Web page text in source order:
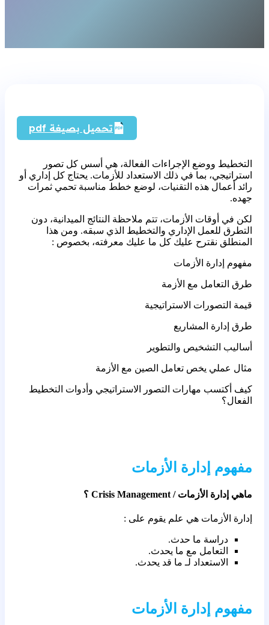
تحميل بصيغة pdf
التخطيط ووضع الإجراءات الفعالة، هي أسس كل تصور
استراتيجي، بما في ذلك الاستعداد للأزمات. يحتاج كل إداري أو
رائد أعمال هذه التقنيات، لوضع خطط مناسبة تحمي ثمرات
جهده.
لكن في أوقات الأزمات، تتم ملاحظة النتائج الميدانية، دون
التطرق للعمل الإداري والتخطيط الذي سبقه. ومن هذا
المنطلق نقترح عليك كل ما عليك معرفته، بخصوص :
مفهوم إدارة الأزمات
طرق التعامل مع الأزمة
قيمة التصورات الاستراتيجية
طرق إدارة المشاريع
أساليب التشخيص والتطوير
مثال عملي يخص تعامل الصين مع الأزمة
كيف أكتسب مهارات التصور الاستراتيجي وأدوات التخطيط
الفعال؟
مفهوم إدارة الأزمات
ماهي إدارة الأزمات / Crisis Management ؟
إدارة الأزمات هي علم يقوم على :
دراسة ما حدث.
التعامل مع ما يحدث.
الاستعداد لـ ما قد يحدث.
مفهوم إدارة الأزمات